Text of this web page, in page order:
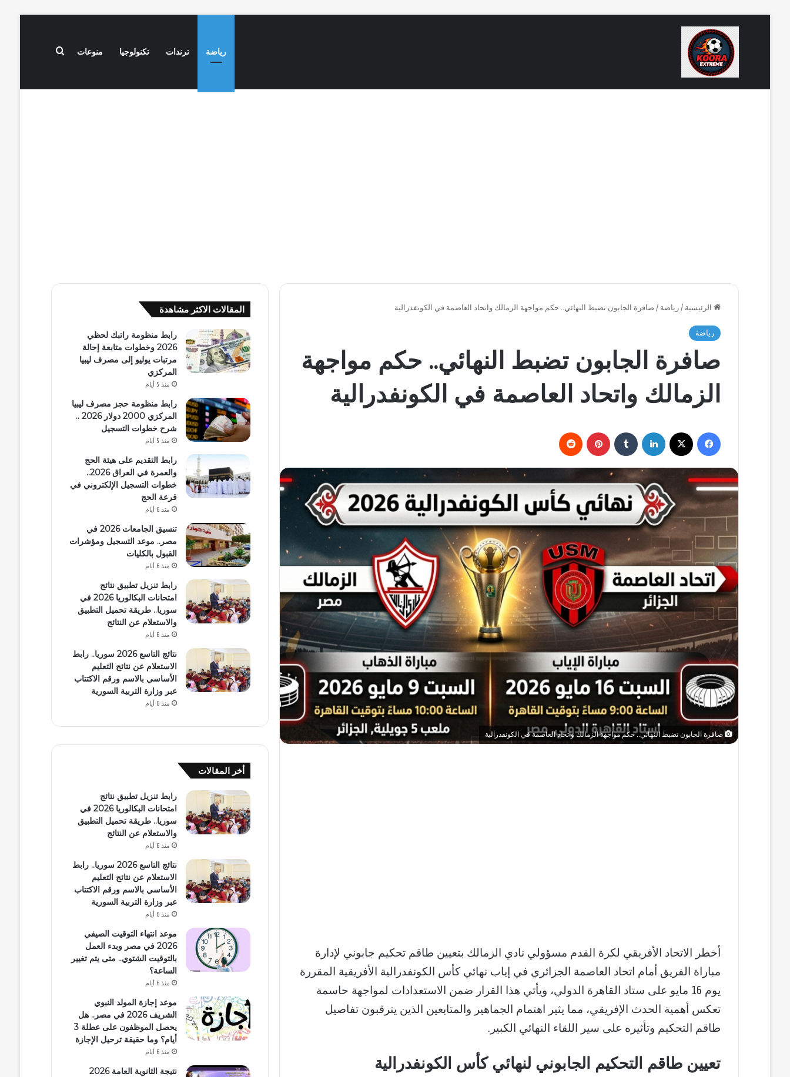
رياضة ترندات تكنولوجيا منوعات بحث عن
الرئيسية / رياضة / صافرة الجابون تضبط النهائي.. حكم مواجهة الزمالك واتحاد العاصمة في الكونفدرالية
رياضة
صافرة الجابون تضبط النهائي.. حكم مواجهة
الزمالك واتحاد العاصمة في الكونفدرالية
فيسبوك لينكدإن بينتيريست
صافرة الجابون تضبط النهائي.. حكم مواجهة الزمالك واتحاد العاصمة في الكونفدرالية
أخطر الاتحاد الأفريقي لكرة القدم مسؤولي نادي الزمالك بتعيين طاقم تحكيم جابوني لإدارة
مباراة الفريق أمام اتحاد العاصمة الجزائري في إياب نهائي كأس الكونفدرالية الأفريقية المقررة
يوم 16 مايو على ستاد القاهرة الدولي، ويأتي هذا القرار ضمن الاستعدادات لمواجهة حاسمة
تعكس أهمية الحدث الإفريقي، مما يثير اهتمام الجماهير والمتابعين الذين يترقبون تفاصيل
طاقم التحكيم وتأثيره على سير اللقاء النهائي الكبير.
تعيين طاقم التحكيم الجابوني لنهائي كأس الكونفدرالية
المقالات الاكثر مشاهدة
رابط منظومة راتبك لحظي
2026 وخطوات متابعة إحالة
مرتبات يوليو إلى مصرف ليبيا
المركزي
منذ 5 أيام
رابط منظومة حجز مصرف ليبيا
المركزي 2000 دولار 2026 ..
شرح خطوات التسجيل
منذ 5 أيام
رابط التقديم على هيئة الحج
والعمرة في العراق 2026..
خطوات التسجيل الإلكتروني في
قرعة الحج
منذ 6 أيام
تنسيق الجامعات 2026 في
مصر.. موعد التسجيل ومؤشرات
القبول بالكليات
منذ 6 أيام
رابط تنزيل تطبيق نتائج
امتحانات البكالوريا 2026 في
سوريا.. طريقة تحميل التطبيق
والاستعلام عن النتائج
منذ 6 أيام
نتائج التاسع 2026 سوريا.. رابط
الاستعلام عن نتائج التعليم
الأساسي بالاسم ورقم الاكتتاب
عبر وزارة التربية السورية
منذ 6 أيام
أخر المقالات
رابط تنزيل تطبيق نتائج
امتحانات البكالوريا 2026 في
سوريا.. طريقة تحميل التطبيق
والاستعلام عن النتائج
منذ 6 أيام
نتائج التاسع 2026 سوريا.. رابط
الاستعلام عن نتائج التعليم
الأساسي بالاسم ورقم الاكتتاب
عبر وزارة التربية السورية
منذ 6 أيام
موعد انتهاء التوقيت الصيفي
2026 في مصر وبدء العمل
بالتوقيت الشتوي.. متى يتم تغيير
الساعة؟
منذ 6 أيام
موعد إجازة المولد النبوي
الشريف 2026 في مصر.. هل
يحصل الموظفون على عطلة 3
أيام؟ وما حقيقة ترحيل الإجازة
منذ 6 أيام
نتيجة الثانوية العامة 2026